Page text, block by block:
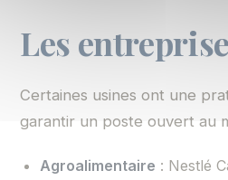
Les
Certaines usines ont une
garantir un poste ouvert au
Agroalimentaire : Nestlé